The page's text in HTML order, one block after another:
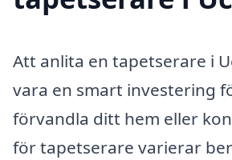
Att anlita en tapetserare i
vara en smart investering
förvandla ditt hem eller
för tapetserare varierar